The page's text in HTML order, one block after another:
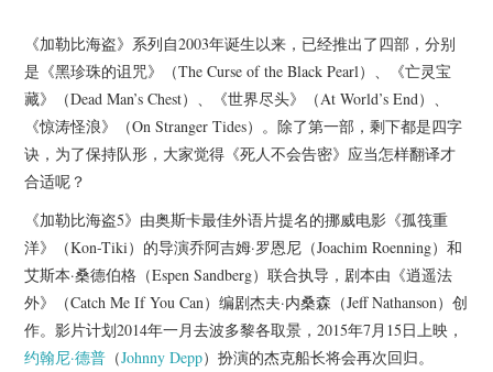
电影档期
推荐电影
《加勒比海盗》系列自2003年诞生以来，已经推出了四部，分别
是《黑珍珠的诅咒》（The Curse of the Black Pearl）、《亡灵宝
藏》（Dead Man’s Chest）、《世界尽头》（At World’s End）、
《惊涛怪浪》（On Stranger Tides）。除了第一部，剩下都是四字
诀，为了保持队形，大家觉得《死人不会告密》应当怎样翻译才
合适呢？
《加勒比海盗5》由奥斯卡最佳外语片提名的挪威电影《孤筏重
洋》（Kon-Tiki）的导演乔阿吉姆·罗恩尼（Joachim Roenning）和
艾斯本·桑德伯格（Espen Sandberg）联合执导，剧本由《逍遥法
外》（Catch Me If You Can）编剧杰夫·内桑森（Jeff Nathanson）创
作。影片计划2014年一月去波多黎各取景，2015年7月15日上映，
约翰尼·德普 （Johnny Depp）扮演的杰克船长将会再次回归。